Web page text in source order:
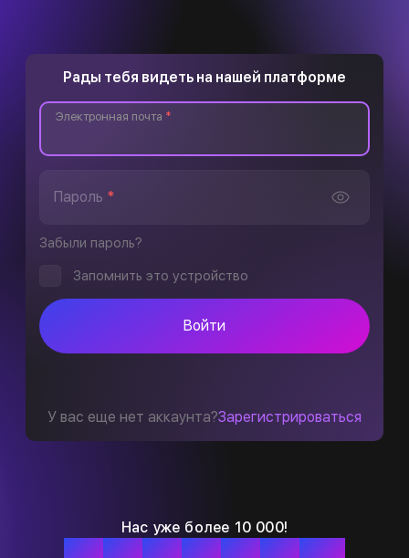
Нас уже более 10 000!
Рады тебя видеть на нашей платформе
Электронная почта *
Пароль *
Забыли пароль?
Запомнить это устройство
Войти
У вас еще нет аккаунта?Зарегистрироваться